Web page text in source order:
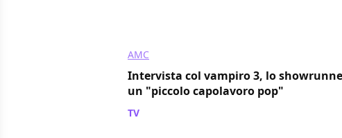
AMC
Intervista col vampiro 3, lo
un "piccolo capolavoro pop"
TV